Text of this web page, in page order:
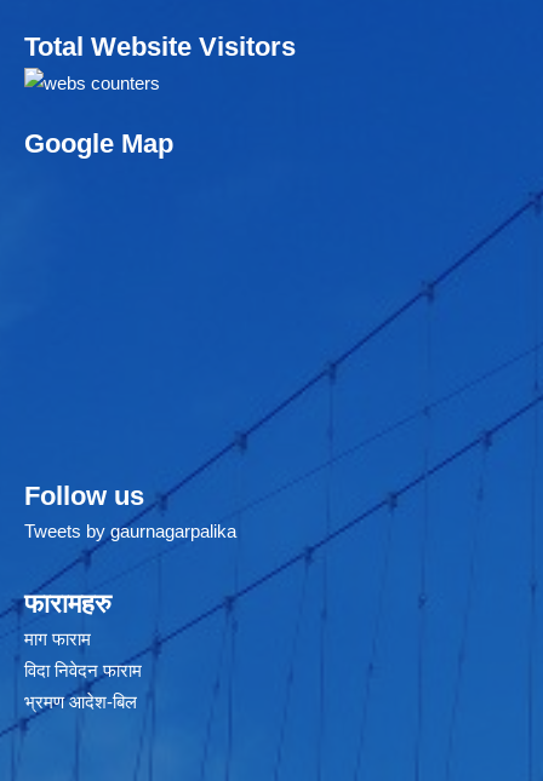
Total Website Visitors
Google Map
Follow us
Tweets by gaurnagarpalika
फारामहरु
माग फाराम
विदा निवेदन फाराम
भ्रमण आदेश-बिल